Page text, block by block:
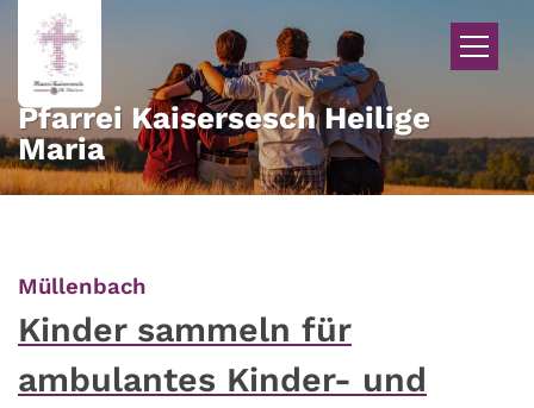
Zum Inhalt springen
Pfarrei Kaisersesch Heilige
Maria
Müllenbach
Kinder sammeln für
ambulantes Kinder- und